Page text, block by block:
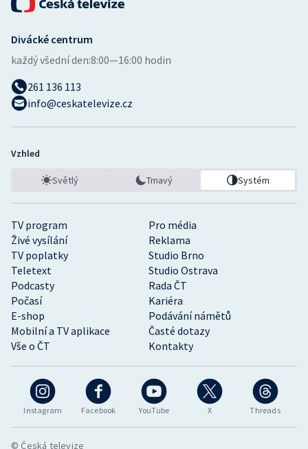
Ostatní
Instagram Facebook YouTube X Threads
TV program
Pro média
Živé vysílání
Reklama
TV poplatky
Studio Brno
Teletext
Studio Ostrava
Podcasty
Rada ČT
Počasí
Kariéra
E-shop
Podávání námětů
Mobilní a TV aplikace
Časté dotazy
Vše o ČT
Kontakty
Divácké centrum
každý všední den:8:00—16:00 hodin
261 136 113
info@ceskatelevize.cz
Vzhled
Světlý Tmavý Systém
© Česká televize